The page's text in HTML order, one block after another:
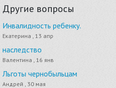
Другие вопросы
Инвалидность ребенку.
Екатерина , 13 апр
наследство
Валентина , 16 янв
Льготы чернобыльцам
Андрей , 30 мая